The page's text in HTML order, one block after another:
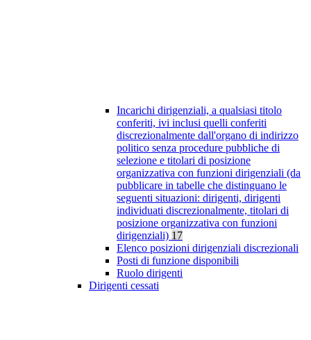
Incarichi dirigenziali, a qualsiasi titolo
conferiti, ivi inclusi quelli conferiti
discrezionalmente dall'organo di indirizzo
politico senza procedure pubbliche di
selezione e titolari di posizione
organizzativa con funzioni dirigenziali (da
pubblicare in tabelle che distinguano le
seguenti situazioni: dirigenti, dirigenti
individuati discrezionalmente, titolari di
posizione organizzativa con funzioni
dirigenziali) 17
Elenco posizioni dirigenziali discrezionali
Posti di funzione disponibili
Ruolo dirigenti
Dirigenti cessati